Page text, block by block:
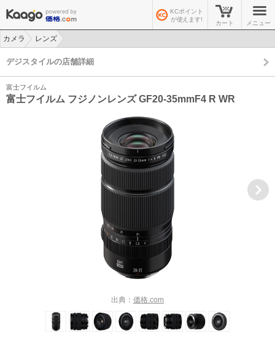
KCポイント
が使えます!
カート メニュー
カメラ
レンズ
デジスタイルの店舗詳細
富士フイルム
富士フイルム フジノンレンズ GF20-35mmF4 R WR
出典： 価格.com